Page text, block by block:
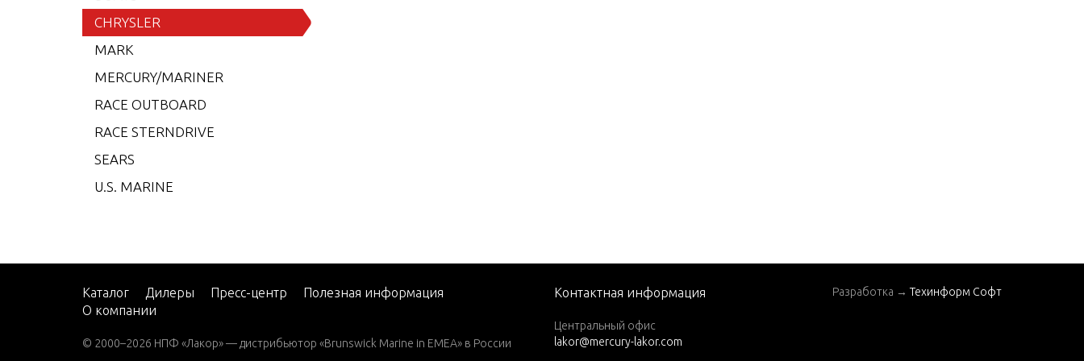
CHRYSLER
MARK
MERCURY/MARINER
RACE OUTBOARD
RACE STERNDRIVE
SEARS
U.S. MARINE
8 (1978)
8 (1979)
9.9 (1980)
Каталог Дилеры Пресс-центр
Полезная информация
О компании
© 2000–2026 НПФ «Лакор» — дистрибьютор «Brunswick Marine in EMEA» в России
Контактная информация
Центральный офис
lakor@mercury-lakor.com
Разработка → Техинформ Софт